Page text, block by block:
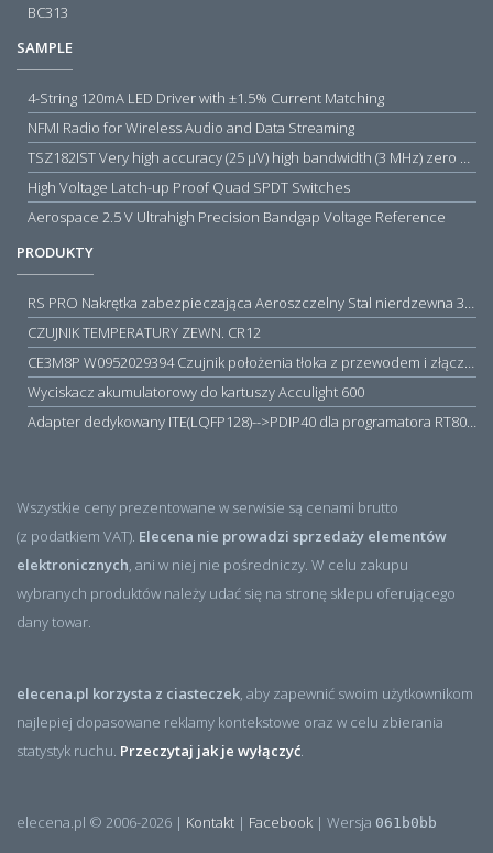
BC313
SAMPLE
4-String 120mA LED Driver with ±1.5% Current Matching
NFMI Radio for Wireless Audio and Data Streaming
TSZ182IST Very high accuracy (25 µV) high bandwidth (3 MHz) zero drift 5 V operational amplifiers
High Voltage Latch-up Proof Quad SPDT Switches
Aerospace 2.5 V Ultrahigh Precision Bandgap Voltage Reference
PRODUKTY
RS PRO Nakrętka zabezpieczająca Aeroszczelny Stal nierdzewna 316 Zwykłe
CZUJNIK TEMPERATURY ZEWN. CR12
CE3M8P W0952029394 Czujnik położenia tłoka z przewodem i złączem M8, PNP NO, 10...30VDC, 100mA, METALWORK, METAL WORK jak MZT1-0
Wyciskacz akumulatorowy do kartuszy Acculight 600
Adapter dedykowany ITE(LQFP128)-->PDIP40 dla programatora RT809H/RT809F (simple)
Wszystkie ceny prezentowane w serwisie są cenami brutto
(z podatkiem VAT). Elecena nie prowadzi sprzedaży elementów
elektronicznych, ani w niej nie pośredniczy. W celu zakupu
wybranych produktów należy udać się na stronę sklepu oferującego
dany towar.
elecena.pl korzysta z ciasteczek, aby zapewnić swoim użytkownikom
najlepiej dopasowane reklamy kontekstowe oraz w celu zbierania
statystyk ruchu. Przeczytaj jak je wyłączyć.
elecena.pl © 2006-2026 | Kontakt | Facebook | Wersja 061b0bb